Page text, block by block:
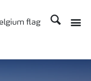
Zoek op